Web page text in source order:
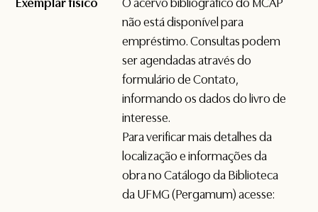
Exemplar físico
O acervo bibliográfico do MCAP
não está disponível para
empréstimo. Consultas podem
ser agendadas através do
formulário deContato,
informando os dados do livro de
interesse.
Para verificar mais detalhes da
localização e informações da
obra no Catálogo da Biblioteca
da UFMG (Pergamum) acesse: